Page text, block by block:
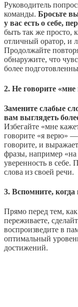
Руководитель
команды. Бросьте
у вас есть о себе,
быть так же просто,
отличный оратор, и
Продолжайте
обнаружите, что
более
2. Не говорите
Замените слабые
вам выглядеть
Избегайте «мне
говорите «я верю» —
говорите, и
фразы, например
уверенность в себе.
слова из своей речи.
3. Вспомните,
Прямо перед тем, как
переживаете,
воспроизведите в
оптимальный
достижений.